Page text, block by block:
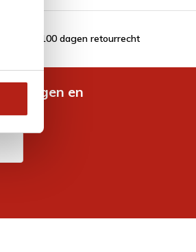
100 dagen retourrecht
en